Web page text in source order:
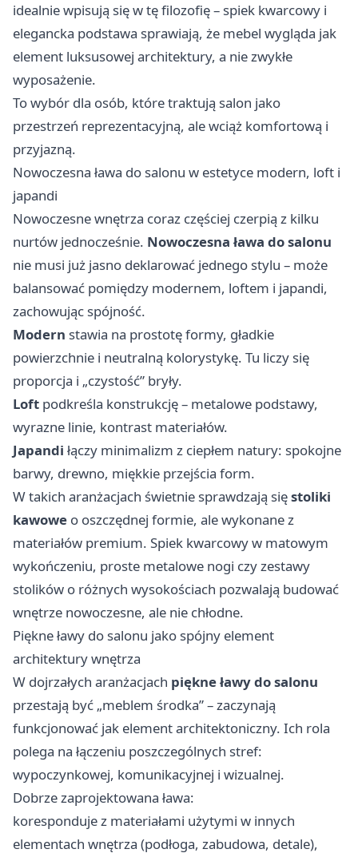
idealnie wpisują się w tę filozofię – spiek kwarcowy i
elegancka podstawa sprawiają, że mebel wygląda jak
element luksusowej architektury, a nie zwykłe
wyposażenie.
To wybór dla osób, które traktują salon jako
przestrzeń reprezentacyjną, ale wciąż komfortową i
przyjazną.
Nowoczesna ława do salonu w estetyce modern, loft i
japandi
Nowoczesne wnętrza coraz częściej czerpią z kilku
nurtów jednocześnie. Nowoczesna ława do salonu
nie musi już jasno deklarować jednego stylu – może
balansować pomiędzy modernem, loftem i japandi,
zachowując spójność.
Modern stawia na prostotę formy, gładkie
powierzchnie i neutralną kolorystykę. Tu liczy się
proporcja i „czystość” bryły.
Loft podkreśla konstrukcję – metalowe podstawy,
wyrazne linie, kontrast materiałów.
Japandi łączy minimalizm z ciepłem natury: spokojne
barwy, drewno, miękkie przejścia form.
W takich aranżacjach świetnie sprawdzają sięstoliki
kawowe o oszczędnej formie, ale wykonane z
materiałów premium. Spiek kwarcowy w matowym
wykończeniu, proste metalowe nogi czy zestawy
stolików o różnych wysokościach pozwalają budować
wnętrze nowoczesne, ale nie chłodne.
Piękne ławy do salonu jako spójny element
architektury wnętrza
W dojrzałych aranżacjach piękne ławy do salonu
przestają być „meblem środka” – zaczynają
funkcjonować jak element architektoniczny. Ich rola
polega na łączeniu poszczególnych stref:
wypoczynkowej, komunikacyjnej i wizualnej.
Dobrze zaprojektowana ława:
koresponduje z materiałami użytymi w innych
elementach wnętrza (podłoga, zabudowa, detale),